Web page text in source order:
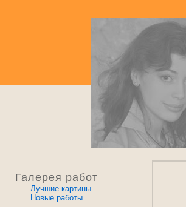
Галерея работ
Лучшие картины
Новые работы